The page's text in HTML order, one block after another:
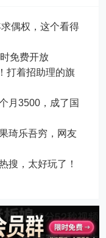
偶权，这个看得
免费开放
打着招助理的旗
月3500，成了国
琦乐吾穷，网友
搜，太好玩了！